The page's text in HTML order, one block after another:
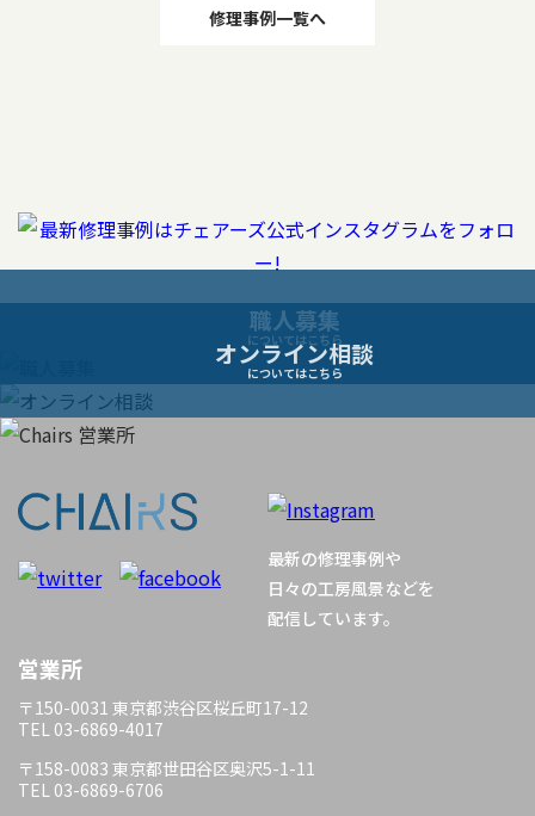
ゲ
ー
シ
ョ
ン
修理事例一覧へ
職人募集
についてはこちら
オンライン相談
についてはこちら
最新の修理事例や
日々の工房風景などを
配信しています。
営業所
〒150-0031 東京都渋谷区桜丘町17-12
TEL 03-6869-4017
〒158-0083 東京都世田谷区奥沢5-1-11
TEL 03-6869-6706